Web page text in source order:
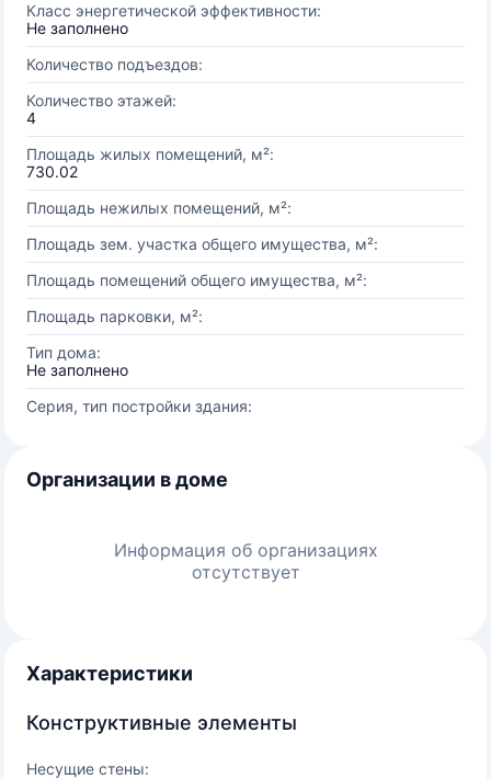
Класс энергетической эффективности:
Не заполнено
Количество подъездов:
Количество этажей:
4
Площадь жилых помещений, м²:
730.02
Площадь нежилых помещений, м²:
Площадь зем. участка общего имущества, м²:
Площадь помещений общего имущества, м²:
Площадь парковки, м²:
Тип дома:
Не заполнено
Серия, тип постройки здания:
Организации в доме
Информация об организациях
отсутствует
Характеристики
Конструктивные элементы
Несущие стены: